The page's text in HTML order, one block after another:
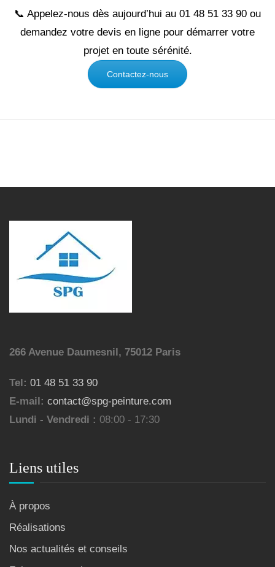
📞 Appelez‑nous dès aujourd’hui au 01 48 51 33 90 ou
demandez votre devis en ligne pour démarrer votre
projet en toute sérénité.
Contactez-nous
266 Avenue Daumesnil, 75012 Paris
Tel: 01 48 51 33 90
E-mail: contact@spg-peinture.com
Lundi - Vendredi : 08:00 - 17:30
Liens utiles
À propos
Réalisations
Nos actualités et conseils